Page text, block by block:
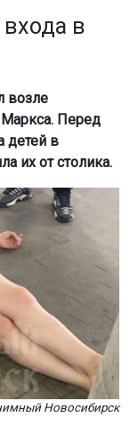
в
возле
Маркса. Перед
детей в
их от столика.
Новосибирск